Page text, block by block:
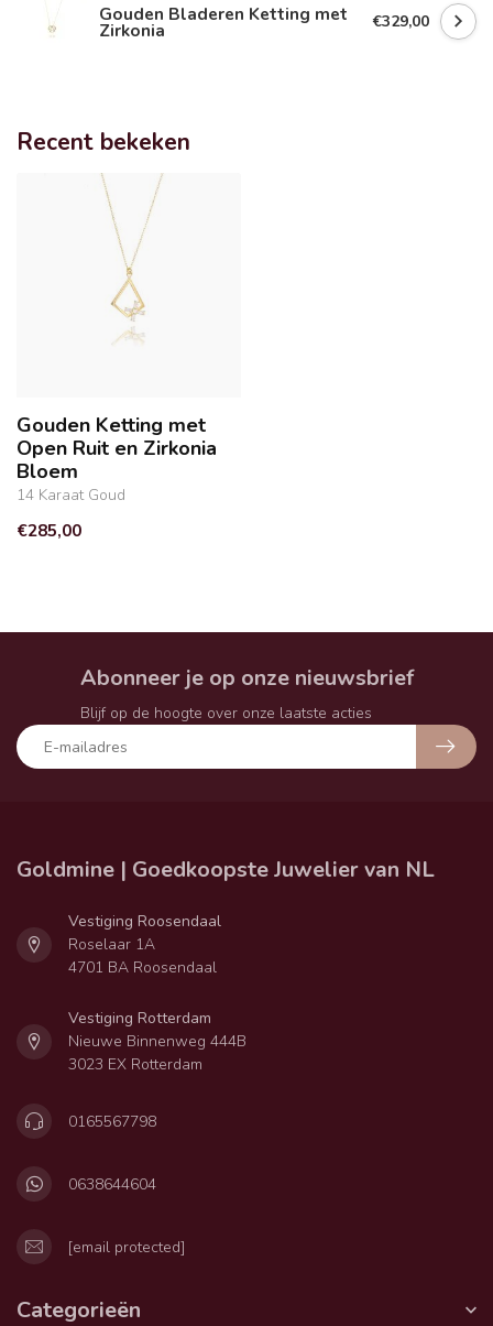
Gouden Bladeren Ketting met
Zirkonia €329,00
Recent bekeken
Gouden Ketting met
Open Ruit en Zirkonia
Bloem
14 Karaat Goud
€285,00
Abonneer je op onze nieuwsbrief
Blijf op de hoogte over onze laatste acties
Goldmine | Goedkoopste Juwelier van NL
Vestiging Roosendaal
Roselaar 1A
4701 BA Roosendaal
Vestiging Rotterdam
Nieuwe Binnenweg 444B
3023 EX Rotterdam
0165567798
0638644604
[email protected]
Categorieën